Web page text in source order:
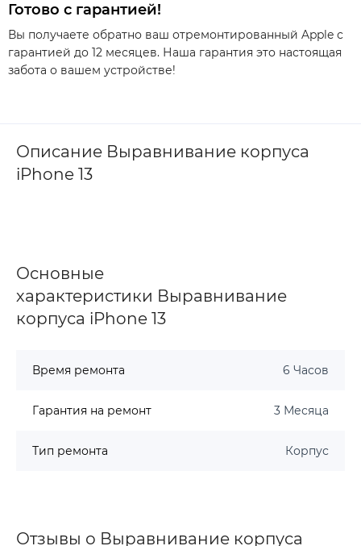
Готово с гарантией!
Вы получаете обратно ваш отремонтированный Apple с
гарантией до 12 месяцев. Наша гарантия это настоящая
забота о вашем устройстве!
Описание Выравнивание корпуса
iPhone 13
Основные
характеристики Выравнивание
корпуса iPhone 13
Время ремонта 6 Часов
Гарантия на ремонт 3 Месяца
Тип ремонта Корпус
Отзывы о Выравнивание корпуса